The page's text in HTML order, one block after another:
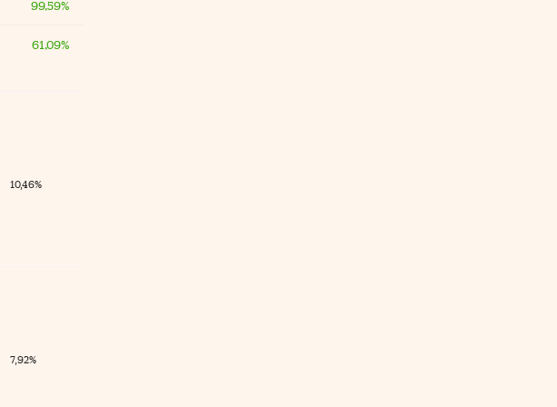
99,59%
61,09%
10,46%
7,92%